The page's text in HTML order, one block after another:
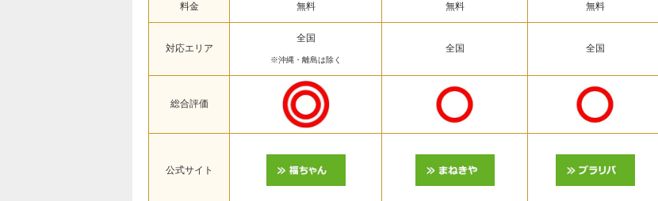
料金 無料 無料 無料
対応エリア
全国
※沖縄・離島は除く
全国 全国
総合評価
公式サイト